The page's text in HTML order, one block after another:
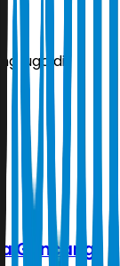
juga di
Guncang